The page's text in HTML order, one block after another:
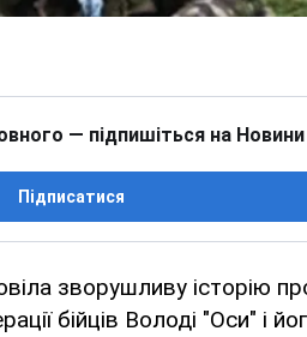
— підпишіться на Новини
Підписатися
зворушливу історію
бійців Володі "Оси" і